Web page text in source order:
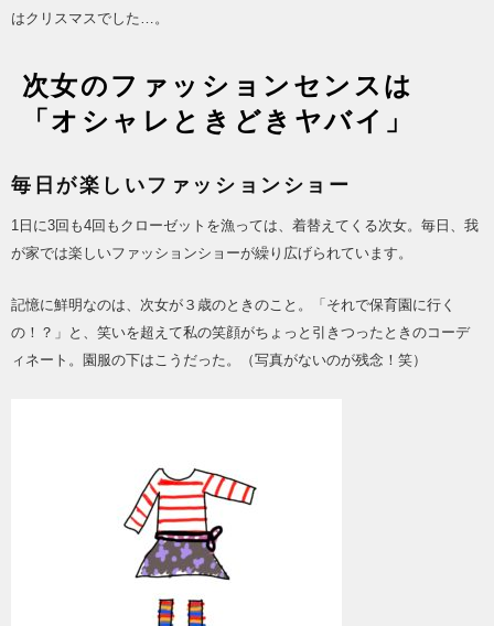
はクリスマスでした…。
次女のファッションセンスは
「オシャレときどきヤバイ」
毎日が楽しいファッションショー
1日に3回も4回もクローゼットを漁っては、着替えてくる次女。毎日、我
が家では楽しいファッションショーが繰り広げられています。
記憶に鮮明なのは、次女が３歳のときのこと。「それで保育園に行く
の！？」と、笑いを超えて私の笑顔がちょっと引きつったときのコーデ
ィネート。園服の下はこうだった。（写真がないのが残念！笑）